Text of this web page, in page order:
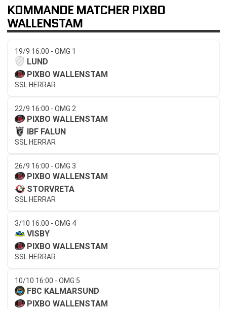
KOMMANDE MATCHER PIXBO
WALLENSTAM
19/9 16:00 - OMG 1
LUND
PIXBO WALLENSTAM
SSL HERRAR
22/9 16:00 - OMG 2
PIXBO WALLENSTAM
IBF FALUN
SSL HERRAR
26/9 16:00 - OMG 3
PIXBO WALLENSTAM
STORVRETA
SSL HERRAR
3/10 16:00 - OMG 4
VISBY
PIXBO WALLENSTAM
SSL HERRAR
10/10 16:00 - OMG 5
FBC KALMARSUND
PIXBO WALLENSTAM